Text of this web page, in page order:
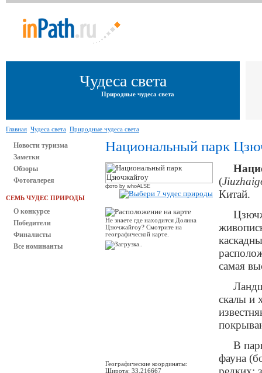
Чудеса света
Природные чудеса света
Главная Чудеса света Природные чудеса света
Новости туризма
Заметки
Обзоры
Фотогалерея
СЕМЬ ЧУДЕС ПРИРОДЫ
О конкурсе
Победители
Финалисты
Все номинанты
Национальный парк
фото by whoALSE
Не знаете где находится Долина
Цзючжайгоу? Смотрите на
географической карте.
Географические координаты:
Широта: 33.216667
(
Китай.
самая
скалы и
В
фауна